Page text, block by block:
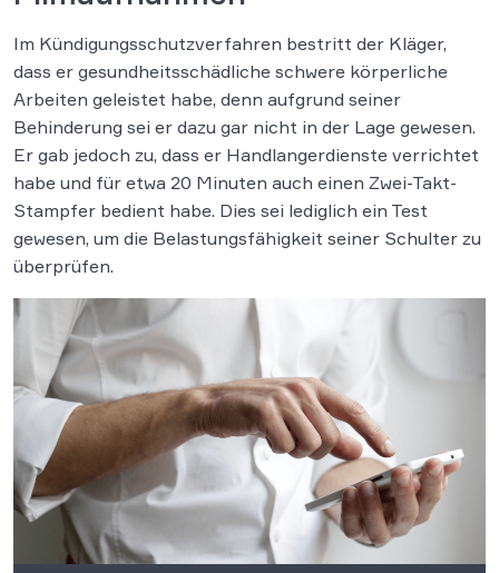
Im Kündigungsschutzverfahren bestritt der Kläger,
dass er gesundheitsschädliche schwere körperliche
Arbeiten geleistet habe, denn aufgrund seiner
Behinderung sei er dazu gar nicht in der Lage gewesen.
Er gab jedoch zu, dass er Handlangerdienste verrichtet
habe und für etwa 20 Minuten auch einen Zwei-Takt-
Stampfer bedient habe. Dies sei lediglich ein Test
gewesen, um die Belastungsfähigkeit seiner Schulter zu
überprüfen.